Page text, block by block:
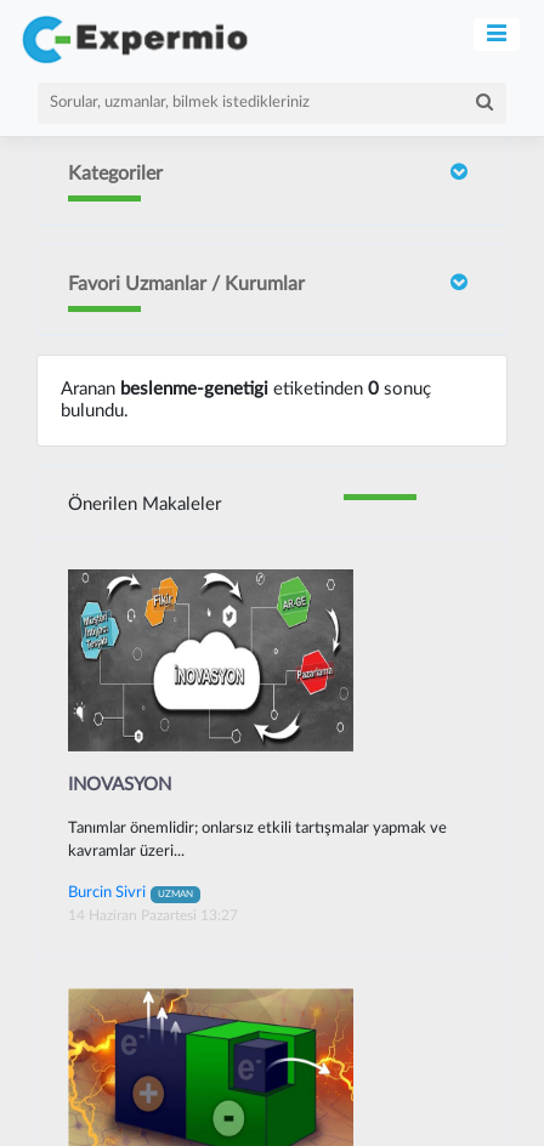
Kategoriler
Favori Uzmanlar / Kurumlar
Aranan beslenme-genetigi etiketinden 0sonuç
bulundu.
Önerilen Makaleler
INOVASYON
Tanımlar önemlidir; onlarsız etkili tartışmalar yapmak ve
kavramlar üzeri...
Burcin Sivri UZMAN
14 Haziran Pazartesi 13:27